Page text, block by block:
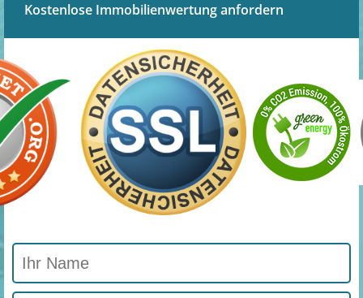
Kostenlose Immobilienwertung anfordern